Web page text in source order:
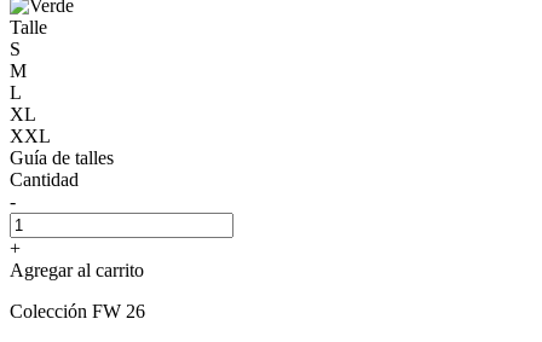
Talle
S
M
L
XL
XXL
Guía de talles
Cantidad
-
+
Agregar al carrito
Colección FW 26